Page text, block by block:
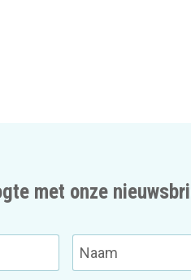
met onze